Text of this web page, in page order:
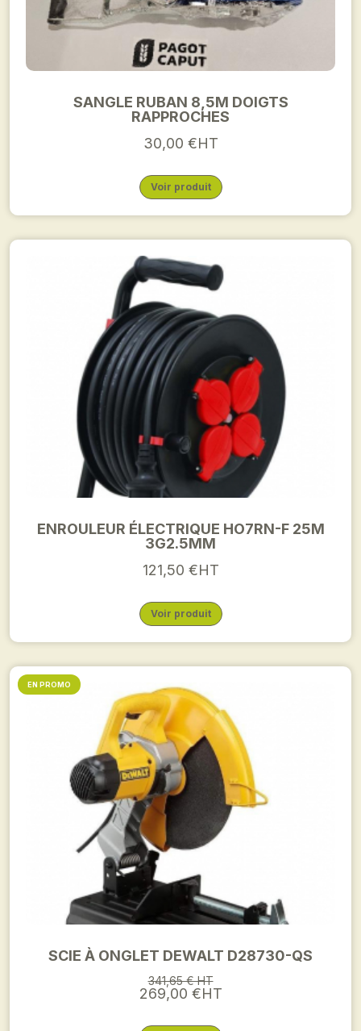
SANGLE RUBAN 8,5M DOIGTS
RAPPROCHES
30,00 €HT
Voir produit
ENROULEUR ÉLECTRIQUE HO7RN-F 25M
3G2.5MM
121,50 €HT
Voir produit
SCIE À ONGLET DEWALT D28730-QS
341,65 € HT
269,00 €HT
EN PROMO